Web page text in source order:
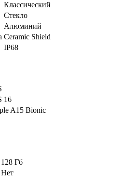
Классический
Стекло
Алюминий
Ceramic Shield
IP68
16
A15 Bionic
128 Гб
Нет